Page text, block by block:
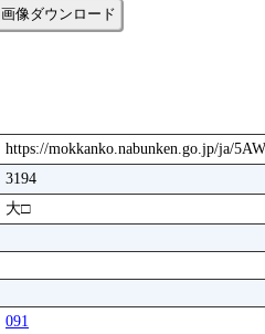
画像ダウンロード
https://mokkanko.nabunken.go.jp/ja/
3194
大□
091